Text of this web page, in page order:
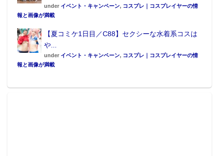
under イベント・キャンペーン, コスプレ｜コスプレイヤーの情
報と画像が満載
【夏コミケ1日目／C88】セクシーな水着系コスは
や...
under イベント・キャンペーン, コスプレ｜コスプレイヤーの情
報と画像が満載